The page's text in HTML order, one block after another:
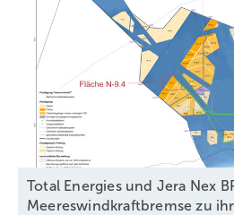
Total Energies und Jera Nex
Meereswindkraftbremse zu